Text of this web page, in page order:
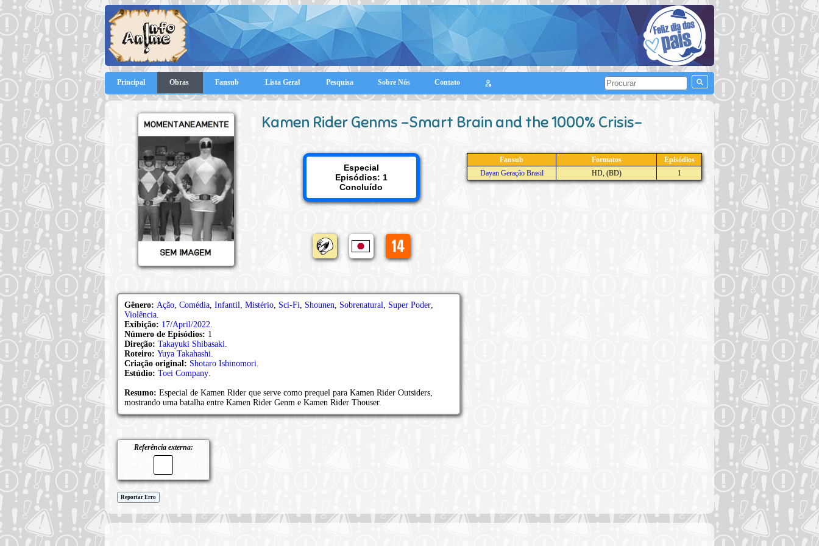
Principal Obras Fansub Lista Geral Pesquisa Sobre Nós Contato
Kamen Rider Genms -Smart Brain and the 1000% Crisis-
Especial
Episódios: 1
Concluído
Fansub Formatos
Episódios
Dayan Geração Brasil
HD, (BD) 1
Gênero: Ação, Comédia, Infantil, Mistério, Sci-Fi, Shounen, Sobrenatural, Super Poder,
Violência.
Exibição: 17/April/2022.
Número de Episódios: 1
Direção: Takayuki Shibasaki.
Roteiro: Yuya Takahashi.
Criação original: Shotaro Ishinomori.
Estúdio: Toei Company.
Resumo: Especial de Kamen Rider que serve como prequel para Kamen Rider Outsiders,
mostrando uma batalha entre Kamen Rider Genm e Kamen Rider Thouser.
Referência externa:
Reportar Erro